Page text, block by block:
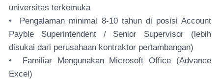
universitas terkemuka
• Pengalaman minimal 8-10 tahun di posisi Account
Payble Superintendent / Senior Supervisor (lebih
disukai dari perusahaan kontraktor pertambangan)
• Familiar Mengunakan Microsoft Office (Advance
Excel)